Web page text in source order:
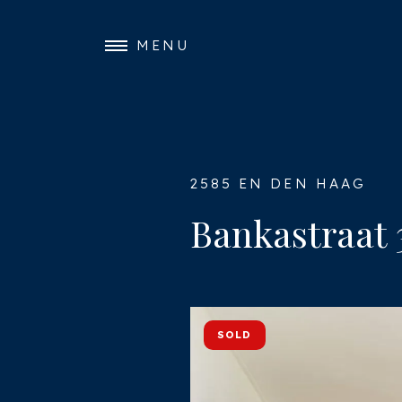
MENU
2585 EN DEN HAAG
Bankastraat
SOLD